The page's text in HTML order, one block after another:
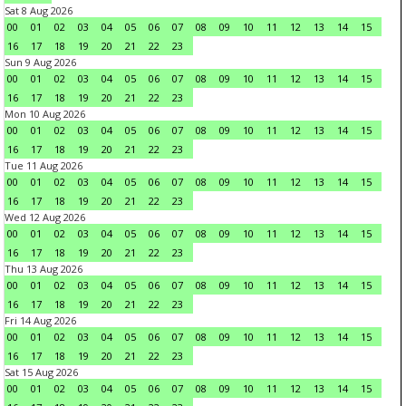
Sat 8 Aug 2026
00
01 02 03 04 05 06 07 08 09 10 11 12 13 14
15
16
17 18 19 20 21 22
23
Sun 9 Aug 2026
00
01 02 03 04 05 06 07 08 09 10 11 12 13 14
15
16
17 18 19 20 21 22
23
Mon 10 Aug 2026
00
01 02 03 04 05 06 07 08 09 10 11 12 13 14
15
16
17 18 19 20 21 22
23
Tue 11 Aug 2026
00
01 02 03 04 05 06 07 08 09 10 11 12 13 14
15
16
17 18 19 20 21 22
23
Wed 12 Aug 2026
00
01 02 03 04 05 06 07 08 09 10 11 12 13 14
15
16
17 18 19 20 21 22
23
Thu 13 Aug 2026
00
01 02 03 04 05 06 07 08 09 10 11 12 13 14
15
16
17 18 19 20 21 22
23
Fri 14 Aug 2026
00
01 02 03 04 05 06 07 08 09 10 11 12 13 14
15
16
17 18 19 20 21 22
23
Sat 15 Aug 2026
00
01 02 03 04 05 06 07 08 09 10 11 12 13 14
15